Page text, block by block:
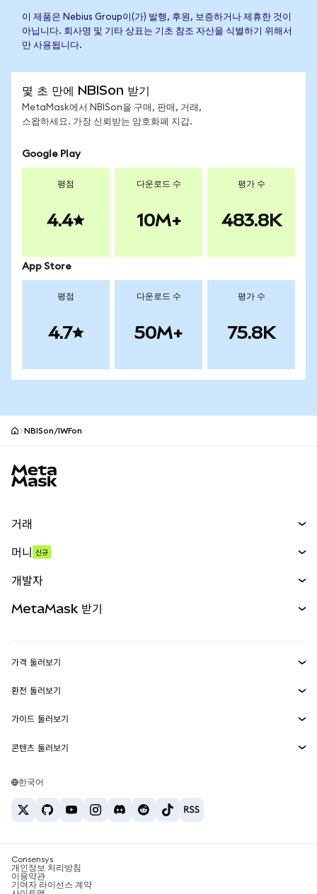
이 제품은 Nebius Group이(가) 발행, 후원, 보증하거나 제휴한 것이
아닙니다. 회사명 및 기타 상표는 기초 참조 자산을 식별하기 위해서
만 사용됩니다.
몇 초 만에 NBISon 받기
MetaMask에서 NBISon을 구매, 판매, 거래,
스왑하세요. 가장 신뢰받는 암호화폐 지갑.
Google Play
평점
4.4
다운로드 수
10M+
평가 수
483.8K
App Store
평점
4.7
다운로드 수
50M+
평가 수
75.8K
NBISon/IWFon
거래
무기한 선물
실물자산
머니 신규
개발자
MetaMask Connect
Snaps
웹3 서비스
MetaMask 받기
보안
고객 지원
채용
가격 둘러보기
이더리움 가격
솔라나 가격
테더 가격
환전 둘러보기
ETH를 USD로 환전
USDT를 INR로 환전
BTC를 INR로 환전
ETH를 USDT로 환전
가이드 둘러보기
ETH 매수
USDT 매수
SHIB 매수
BNB 매수
콘텐츠 둘러보기
솔라나 지갑
암호화폐 세금 뉴스
암호화폐 매수 방법
한국어
Consensys
개인정보 처리방침
이용약관
기여자 라이선스 계약